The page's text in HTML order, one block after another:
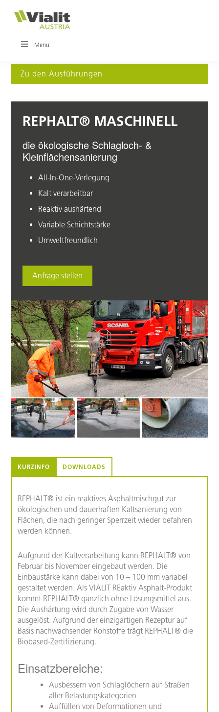
Hauptnavigation
Inhalt
VIALIT
Innovationen
den
Straßenbau
Menu
Zu den Ausführungen
REPHALT® MASCHINELL
die ökologische Schlagloch- &
Kleinflächensanierung
All-In-One-Verlegung
Kalt verarbeitbar
Reaktiv aushärtend
Variable Schichtstärke
Umweltfreundlich
Anfrage stellen
KURZINFO DOWNLOADS
REPHALT® ist ein reaktives Asphaltmischgut zur
ökologischen und dauerhaften Kaltsanierung von
Flächen, die nach geringer Sperrzeit wieder­ befahren
werden können.
Aufgrund der Kaltverarbeitung kann REPHALT® von
Februar bis November eingebaut werden. Die
Einbaustärke kann dabei von 10 – 100 mm variabel
gestaltet werden. Als VIALIT REaktiv Asphalt-Produkt
kommt REPHALT® gänzlich ohne Lösungsmittel aus.
Die Aushärtung wird durch Zugabe von Wasser
ausgelöst. Aufgrund der einzigartigen Rezeptur auf
Basis nachwachsender Rohstoffe trägt REPHALT® die
Biobased-Zertifizierung.
Einsatzbereiche:
Ausbessern von Schlaglöchern auf Straßen
aller Belastungskategorien
Auffüllen von Deformationen und